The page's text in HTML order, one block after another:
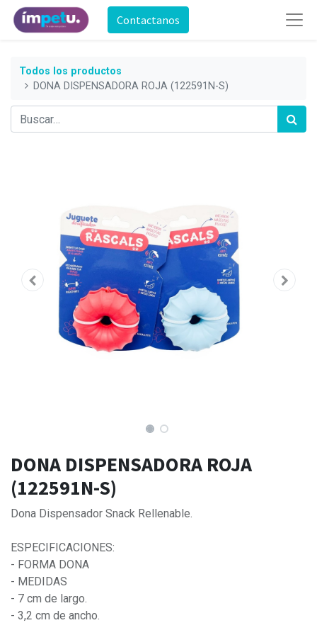
Contactanos
Todos los productos
DONA DISPENSADORA ROJA (122591N-S)
DONA DISPENSADORA ROJA
(122591N-S)
Dona Dispensador Snack Rellenable.
ESPECIFICACIONES:
- FORMA DONA
- MEDIDAS
- 7 cm de largo.
- 3,2 cm de ancho.